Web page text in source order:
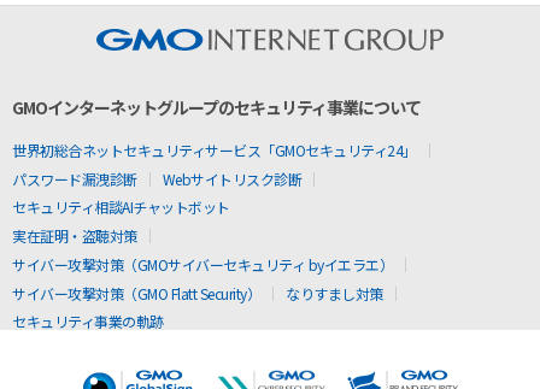
GMOインターネットグループのセキュリティ事業について
世界初総合ネットセキュリティサービス「GMOセキュリティ24」
パスワード漏洩診断
Webサイトリスク診断
セキュリティ相談AIチャットボット
実在証明・盗聴対策
サイバー攻撃対策（GMOサイバーセキュリティ byイエラエ）
サイバー攻撃対策（GMO Flatt Security）
なりすまし対策
セキュリティ事業の軌跡